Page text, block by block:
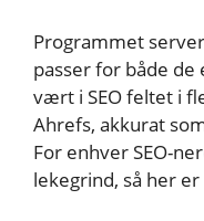
Programmet
passer for både
vært i SEO feltet i
Ahrefs, akkurat
For enhver SEO-
lekegrind, så her